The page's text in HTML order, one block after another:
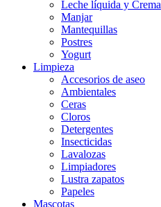
Leche líquida y Crema
Manjar
Mantequillas
Postres
Yogurt
Limpieza
Accesorios de aseo
Ambientales
Ceras
Cloros
Detergentes
Insecticidas
Lavalozas
Limpiadores
Lustra zapatos
Papeles
Mascotas